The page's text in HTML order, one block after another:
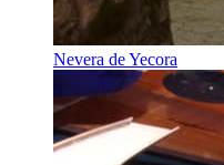
Nevera de Yecora